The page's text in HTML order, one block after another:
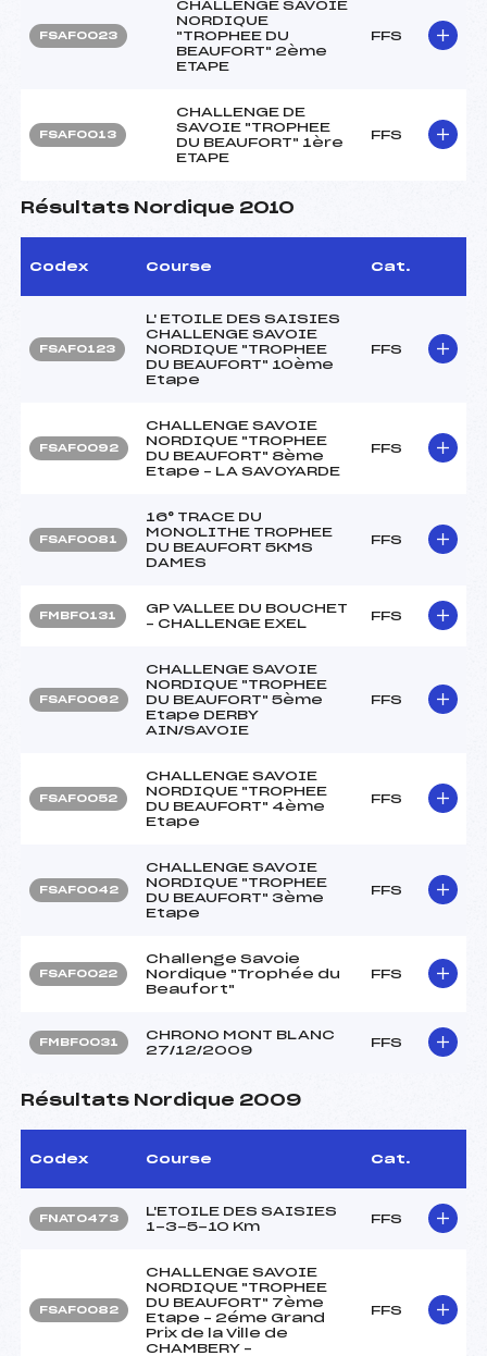
FSAF0023
CHALLENGE SAVOIE
NORDIQUE
"TROPHEE DU
BEAUFORT" 2ème
ETAPE
FFS
FSAF0013
CHALLENGE DE
SAVOIE "TROPHEE
DU BEAUFORT" 1ère
ETAPE
FFS
Résultats Nordique 2010
Codex Course Cat.
FSAF0123
L' ETOILE DES SAISIES
CHALLENGE SAVOIE
NORDIQUE "TROPHEE
DU BEAUFORT" 10ème
Etape
FFS
FSAF0092
CHALLENGE SAVOIE
NORDIQUE "TROPHEE
DU BEAUFORT" 8ème
Etape – LA SAVOYARDE
FFS
FSAF0081
16° TRACE DU
MONOLITHE TROPHEE
DU BEAUFORT 5KMS
DAMES
FFS
FMBF0131
GP VALLEE DU BOUCHET
– CHALLENGE EXEL
FFS
FSAF0062
CHALLENGE SAVOIE
NORDIQUE "TROPHEE
DU BEAUFORT" 5ème
Etape DERBY
AIN/SAVOIE
FFS
FSAF0052
CHALLENGE SAVOIE
NORDIQUE "TROPHEE
DU BEAUFORT" 4ème
Etape
FFS
FSAF0042
CHALLENGE SAVOIE
NORDIQUE "TROPHEE
DU BEAUFORT" 3ème
Etape
FFS
FSAF0022
Challenge Savoie
Nordique "Trophée du
Beaufort"
FFS
FMBF0031
CHRONO MONT BLANC
27/12/2009
FFS
Résultats Nordique 2009
Codex Course Cat.
FNAT0473
L'ETOILE DES SAISIES
1-3-5-10 Km
FFS
FSAF0082
CHALLENGE SAVOIE
NORDIQUE "TROPHEE
DU BEAUFORT" 7ème
Etape – 2éme Grand
Prix de la Ville de
CHAMBERY –
FFS